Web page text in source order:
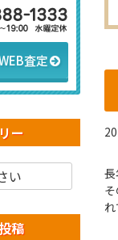
長
査定
ー
稿